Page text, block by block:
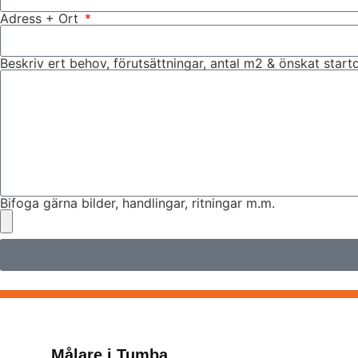
Adress + Ort
Beskriv ert behov, förutsättningar, antal m2 & önskat
Bifoga gärna bilder, handlingar, ritningar m.m.